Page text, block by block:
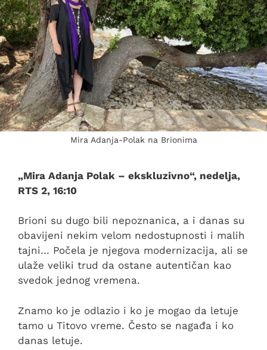
Mira Adanja-Polak na Brionima
„Mira Adanja Polak – ekskluzivno“, nedelja,
RTS 2, 16:10
Brioni su dugo bili nepoznanica, a i danas su
obavijeni nekim velom nedostupnosti i malih
tajni… Počela je njegova modernizacija, ali se
ulaže veliki trud da ostane autentičan kao
svedok jednog vremena.
Znamo ko je odlazio i ko je mogao da letuje
tamo u Titovo vreme. Često se nagađa i ko
danas letuje.